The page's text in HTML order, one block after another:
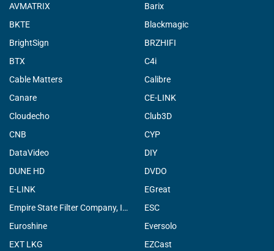
AVMATRIX
Barix
BKTE
Blackmagic
BrightSign
BRZHIFI
BTX
C4i
Cable Matters
Calibre
Canare
CE-LINK
Cloudecho
Club3D
CNB
CYP
DataVideo
DIY
DUNE HD
DVDO
E-LINK
EGreat
Empire State Filter Company, INC.
ESC
Euroshine
Eversolo
EXT LKG
EZCast